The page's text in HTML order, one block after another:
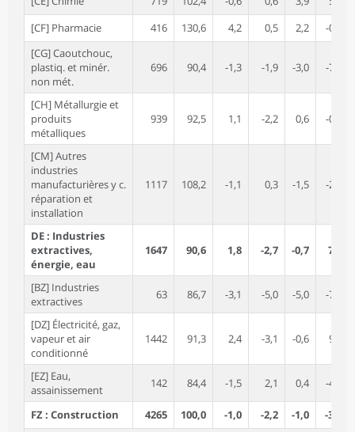
[CF] Pharmacie
416 130,6 4,2 0,5 2,2
-0,7
[CG] Caoutchouc,
plastiq. et minér.
non mét.
696 90,4 -1,3 -1,9 -3,0 -7,9
[CH] Métallurgie et
produits
métalliques
939 92,5 1,1 -2,2 0,6 -0,7
[CM] Autres
industries
manufacturières y c.
réparation et
installation
1117 108,2 -1,1 0,3 -1,5 -2,6
DE : Industries
extractives,
énergie, eau
1647 90,6 1,8 -2,7 -0,7 7,4
[BZ] Industries
extractives
63 86,7 -3,1 -5,0 -5,0 -7,5
[DZ] Électricité, gaz,
vapeur et air
conditionné
1442 91,3 2,4 -3,1 -0,6 9,4
[EZ] Eau,
assainissement
142 84,4 -1,5 2,1 0,4 -4,6
FZ : Construction 4265 100,0 -1,0 -2,2 -1,0
-3,1